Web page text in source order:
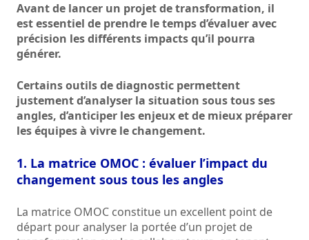
Avant de lancer un projet de transformation, il
est essentiel de prendre le temps d’évaluer avec
précision les différents impacts qu’il pourra
générer.
Certains outils de diagnostic permettent
justement d’analyser la situation sous tous ses
angles, d’anticiper les enjeux et de mieux préparer
les équipes à vivre le changement.
1. La matrice OMOC : évaluer l’impact du
changement sous tous les angles
La matrice OMOC constitue un excellent point de
départ pour analyser la portée d’un projet de